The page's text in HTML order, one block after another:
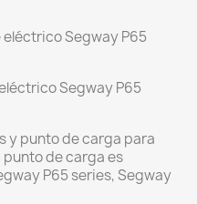
Segway P65
Segway P65
y punto de carga para
punto de carga es
P65 series, Segway